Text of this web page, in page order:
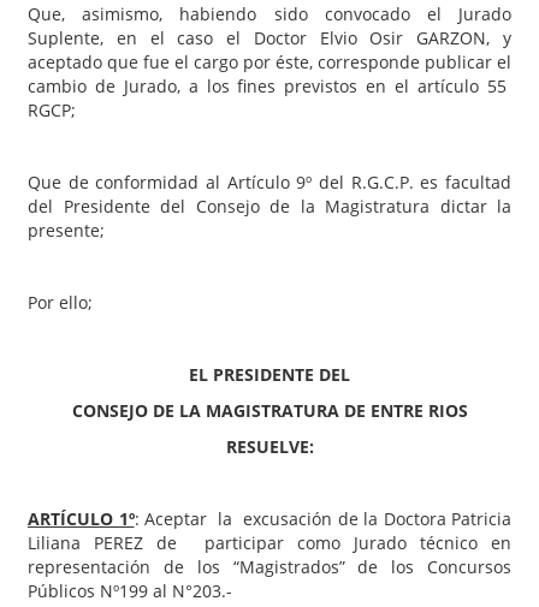
Que, asimismo, habiendo sido convocado el Jurado
Suplente, en el caso el Doctor Elvio Osir GARZON, y
aceptado que fue el cargo por éste, corresponde publicar el
cambio de Jurado, a los fines previstos en el artículo 55
RGCP;
Que de conformidad al Artículo 9º del R.G.C.P. es facultad
del Presidente del Consejo de la Magistratura dictar la
presente;
Por ello;
EL PRESIDENTE DEL
CONSEJO DE LA MAGISTRATURA DE ENTRE RIOS
RESUELVE:
ARTÍCULO 1º: Aceptar la excusación de la Doctora Patricia
Liliana PEREZ de participar como Jurado técnico en
representación de los “Magistrados” de los Concursos
Públicos Nº199 al N°203.-